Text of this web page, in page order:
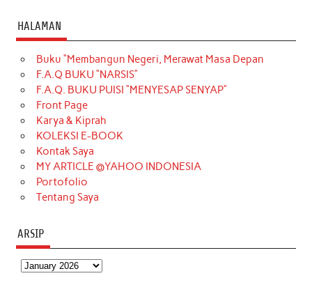
c
e
b
o
o
k
t
a
g
r
a
m
T
o
k
t
e
r
k
e
d
t
t
e
T
u
b
HALAMAN
Buku “Membangun Negeri, Merawat Masa Depan
F.A.Q BUKU “NARSIS”
F.A.Q. BUKU PUISI “MENYESAP SENYAP”
Front Page
Karya & Kiprah
KOLEKSI E-BOOK
Kontak Saya
MY ARTICLE @YAHOO INDONESIA
Portofolio
Tentang Saya
ARSIP
Arsip